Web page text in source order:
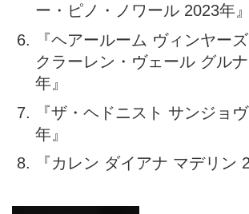
ー・ピノ・ノワール 2023年』
『ヘアールーム ヴィンヤー
クラーレン・ヴェール グル
年』
『ザ・ヘドニスト サンジョ
年』
『カレン ダイアナ マデリン